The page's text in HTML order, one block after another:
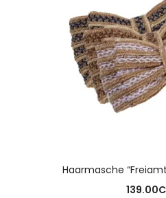
Haarmasche
139.00